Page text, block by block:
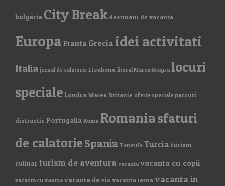
bulgaria City Break destinatii de vacanta
Europa Franta Grecia idei activitati
Italia jurnal de calatorie Lisabona litoral Marea Neagra locuri
specialeLondra Marea Britanie oferte speciale parcuri
distractie Portugalia Roma Romaniasfaturi
de calatorieSpania Tenerife Turcia turism
culinar turism de aventura vacanta vacanta cu copii
vacanta cu masina vacanta de vis vacanta iarna vacanta in